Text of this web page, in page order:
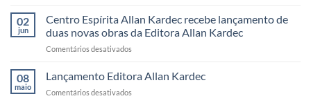
momentos
inesquecíveis
em
julho
Editora
Kardec
Espírita
conhece
os
da
Allan
02
jun
Centro Espírita Allan Kardec recebe lançamento de
duas novas obras da Editora Allan Kardec
Comentários desativados
Espírita
Kardec
08
maio
Lançamento Editora Allan Kardec
Comentários desativados